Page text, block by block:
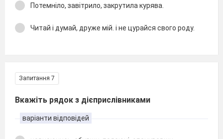
Потемніло, завітрило, закрутила курява.
Читай і думай, друже мій. і не цурайся свого роду.
Запитання 7
Вкажіть рядок з дієприслівниками
варіанти відповідей